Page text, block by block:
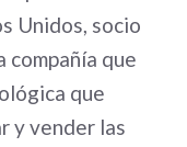
Unidos, socio
compañía que
que
y vender las